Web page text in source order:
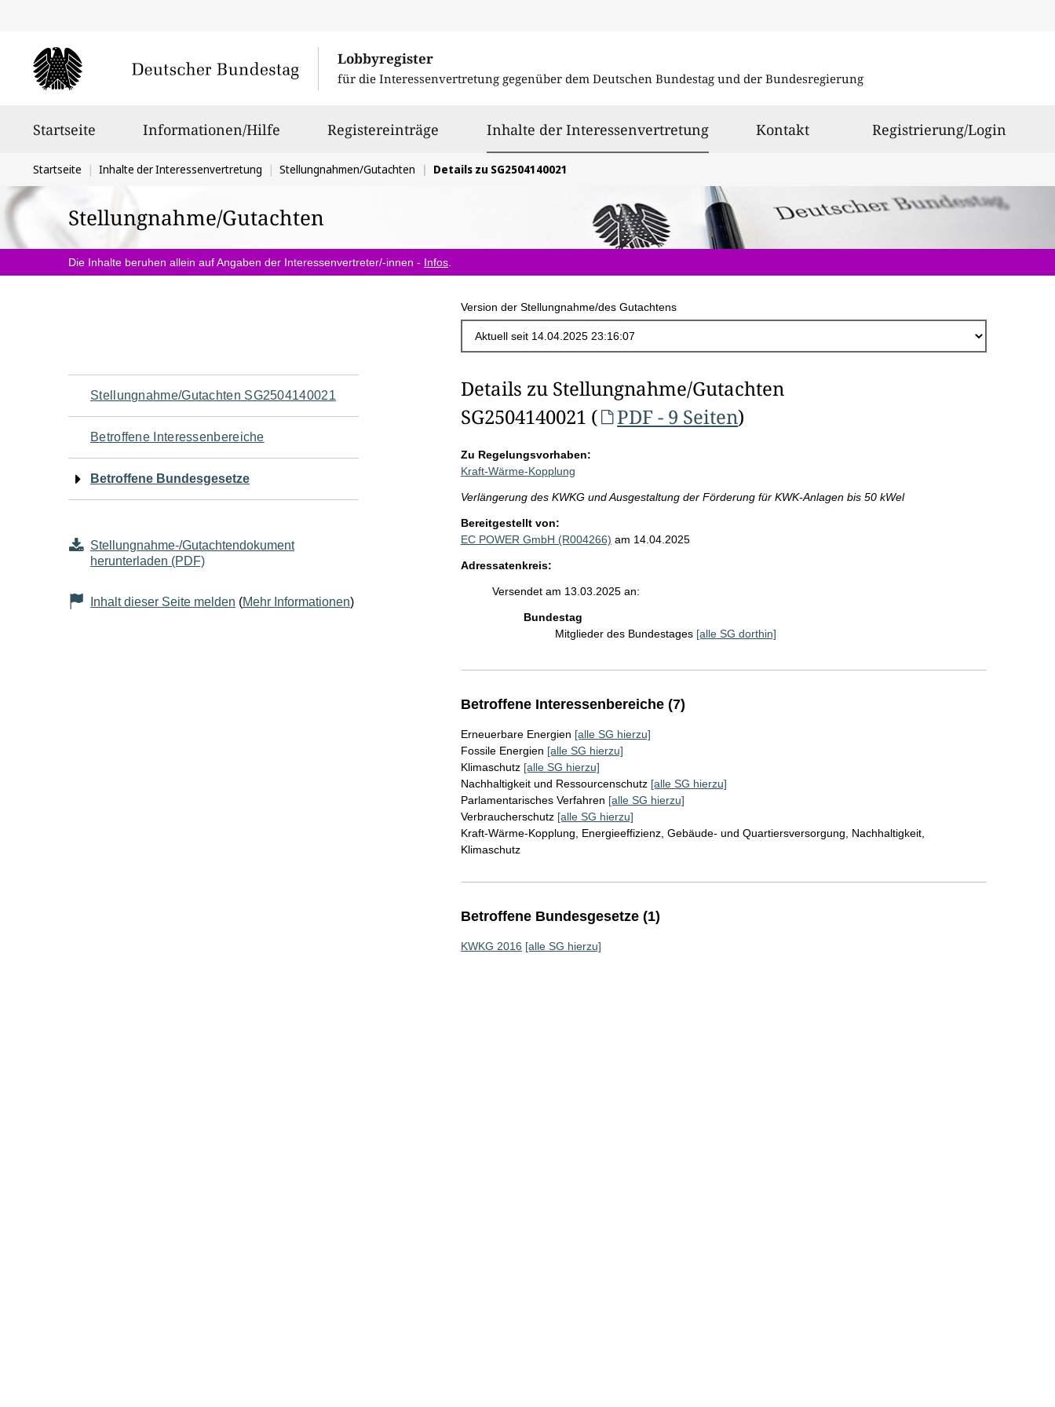
Lobbyregister
für die Interessenvertretung gegenüber dem Deutschen Bundestag und der Bundesregierung
Startseite Informationen/Hilfe Registereinträge Inhalte der Interessenvertretungausgewählt
Kontakt Registrierung/Login
Sie
befinden
sich
hier:
Startseite Inhalte der Interessenvertretung Stellungnahmen/Gutachten Details zu SG2504140021
Stellungnahme/Gutachten
Die Inhalte beruhen allein auf Angaben der Interessenvertreter/-innen - Infos
Version der Stellungnahme/des Gutachtens
Navigation
für
den
Seiteninhalt
Stellungnahme/Gutachten SG2504140021
Betroffene Interessenbereiche
Betroffene Bundesgesetze
Stellungnahme-/Gutachtendokument
herunterladen (PDF)
Inhalt dieser Seite melden (Mehr Informationen)
Details zu Stellungnahme/Gutachten
SG2504140021 (
PDF - 9 Seiten)
Zu Regelungsvorhaben:
Kraft-Wärme-Kopplung
Verlängerung des KWKG und Ausgestaltung der Förderung für KWK-Anlagen bis 50 kWel
Bereitgestellt von:
EC POWER GmbH (R004266) am 14.04.2025
Adressatenkreis:
Versendet am 13.03.2025 an:
Bundestag
Mitglieder des Bundestages [alle SG dorthin]
Betroffene Interessenbereiche (7)
Erneuerbare Energien [alle SG hierzu]
Fossile Energien [alle SG hierzu]
Klimaschutz [alle SG hierzu]
Nachhaltigkeit und Ressourcenschutz [alle SG hierzu]
Parlamentarisches Verfahren [alle SG hierzu]
Verbraucherschutz [alle SG hierzu]
Kraft-Wärme-Kopplung, Energieeffizienz, Gebäude- und Quartiersversorgung, Nachhaltigkeit,
Klimaschutz
Betroffene Bundesgesetze (1)
KWKG 2016 [alle SG hierzu]